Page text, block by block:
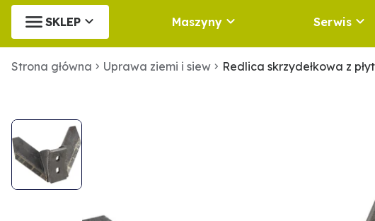
SKLEP Maszyny Serwis
Strona główna Uprawa ziemi i siew Redlica skrzydełkowa z